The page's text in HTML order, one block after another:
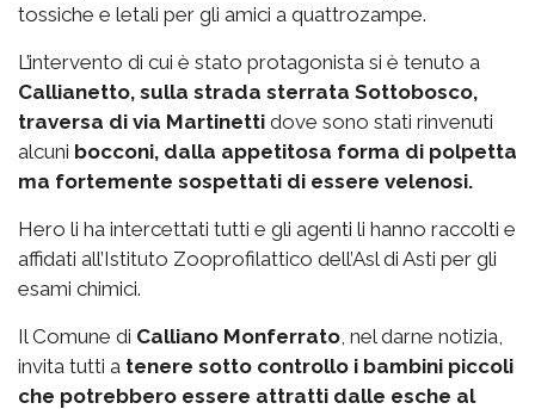
tossiche e letali per gli amici a quattrozampe.
L’intervento di cui è stato protagonista si è tenuto a
Callianetto, sulla strada sterrata Sottobosco,
traversa di via Martinetti dove sono stati rinvenuti
alcuni bocconi, dalla appetitosa forma di polpetta
ma fortemente sospettati di essere velenosi.
Hero li ha intercettati tutti e gli agenti li hanno raccolti e
affidati all’Istituto Zooprofilattico dell’Asl di Asti per gli
esami chimici.
Il Comune di Calliano Monferrato , nel darne notizia,
invita tutti a tenere sotto controllo i bambini piccoli
che potrebbero essere attratti dalle esche al